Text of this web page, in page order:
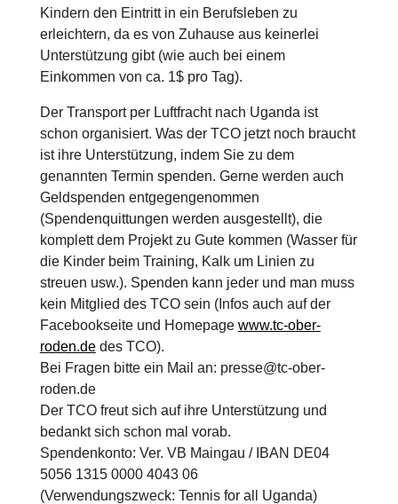
Kindern den Eintritt in ein Berufsleben zu
erleichtern, da es von Zuhause aus keinerlei
Unterstützung gibt (wie auch bei einem
Einkommen von ca. 1$ pro Tag).
Der Transport per Luftfracht nach Uganda ist
schon organisiert. Was der TCO jetzt noch braucht
ist ihre Unterstützung, indem Sie zu dem
genannten Termin spenden. Gerne werden auch
Geldspenden entgegengenommen
(Spendenquittungen werden ausgestellt), die
komplett dem Projekt zu Gute kommen (Wasser für
die Kinder beim Training, Kalk um Linien zu
streuen usw.). Spenden kann jeder und man muss
kein Mitglied des TCO sein (Infos auch auf der
Facebookseite und Homepage www.tc-ober-
roden.dedes TCO).
Bei Fragen bitte ein Mail an: presse@tc-ober-
roden.de
Der TCO freut sich auf ihre Unterstützung und
bedankt sich schon mal vorab.
Spendenkonto: Ver. VB Maingau / IBAN DE04
5056 1315 0000 4043 06
(Verwendungszweck: Tennis for all Uganda)